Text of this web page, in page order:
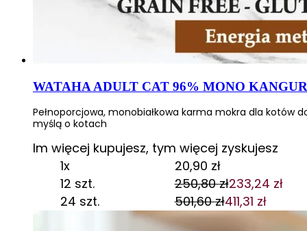
WATAHA ADULT CAT 96% MONO
Pełnoporcjowa, monobiałkowa karma mokra dla kotów
myślą o kotach
Im więcej kupujesz, tym więcej zyskujesz
1x
20,90 zł
12 szt.
250,80zł
Pierwotna
cena
wynosiła:
233,24 zł
Aktualna
cena
wynosi:
24 szt. 501,60zł
Pierwotna
cena
411,31 zł
Aktualna
cena
Wykorzystujemy pliki cookie
witrynie. Informacje o tym,
Partnerzy mogą połączyć te
Niezbędne
nich. Te pliki cookie nie
Preferencje
Pliki cookie dotyczące
preferowany język lub